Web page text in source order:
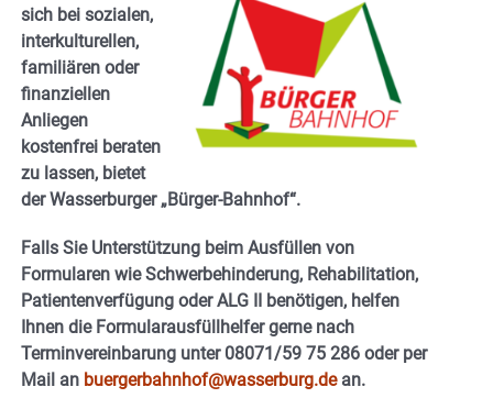
sich bei sozialen,
interkulturellen,
familiären oder
finanziellen
Anliegen
kostenfrei beraten
zu lassen, bietet
der Wasserburger „Bürger-Bahnhof“.
Falls Sie Unterstützung beim Ausfüllen von
Formularen wie Schwerbehinderung, Rehabilitation,
Patientenverfügung oder ALG II benötigen, helfen
Ihnen die Formularausfüllhelfer gerne nach
Terminvereinbarung unter 08071/59 75 286 oder per
Mail an buergerbahnhof@wasserburg.dean.